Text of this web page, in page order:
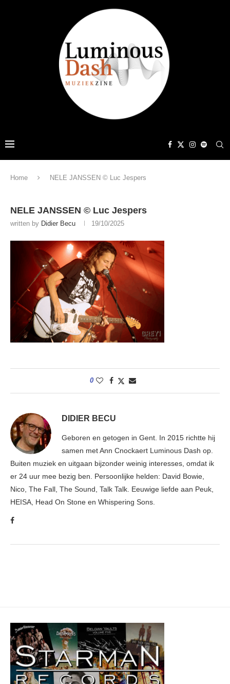
Home NELE JANSSEN © Luc Jespers
NELE JANSSEN © Luc Jespers
written by Didier Becu 19/10/2025
0
DIDIER BECU
Geboren en getogen in Gent. In 2015 richtte hij
samen met Ann Cnockaert Luminous Dash op.
Buiten muziek en uitgaan bijzonder weinig interesses, omdat ik
er 24 uur mee bezig ben. Persoonlijke helden: David Bowie,
Nico, The Fall, The Sound, Talk Talk. Eeuwige liefde aan Peuk,
HEISA, Head On Stone en Whispering Sons.